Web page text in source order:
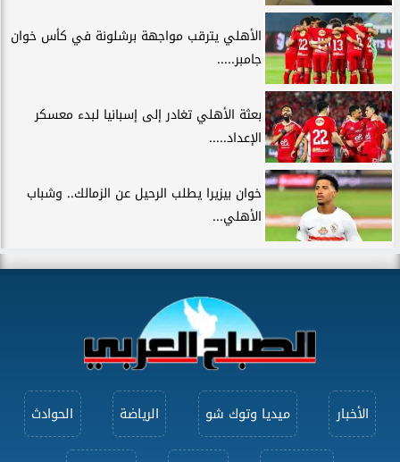
الأهلي يترقب مواجهة برشلونة في كأس خوان
جامبر.....
بعثة الأهلي تغادر إلى إسبانيا لبدء معسكر
الإعداد.....
خوان بيزيرا يطلب الرحيل عن الزمالك.. وشباب
الأهلي...
الأخبار ميديا وتوك شو الرياضة الحوادث